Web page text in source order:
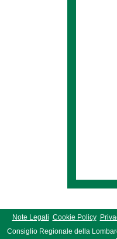
Note Legali Cookie Policy
Consiglio Regionale della